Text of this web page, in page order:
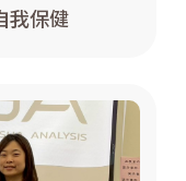
我保健